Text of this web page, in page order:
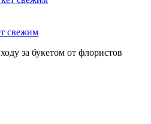
свежим
за букетом от флористов